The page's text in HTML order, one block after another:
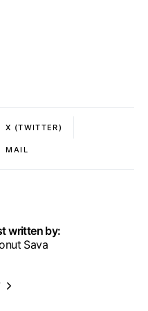
X (TWITTER)
MAIL
written by:
Sava